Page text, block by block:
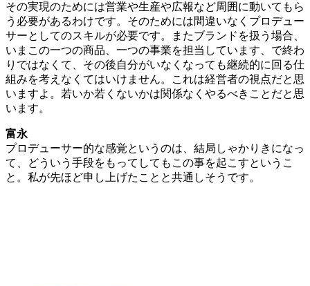
その実現のためには営業や生産や広報など周囲に動いてもら
う必要があるわけです。そのためには間違いなくプロデュー
サーとしてのスキルが必要です。またブランドを扱う場合、
いまこの一つの商品、一つの事業を担当しています、で終わ
りではなくて、その後自分がいなくなっても継続的に回る仕
組みを考えなくてはいけません。これは経営者の視点だと思
いますよ。若いか若くないかは関係なくやるべきことだと思
います。
富永
プロデューサー的な感覚というのは、結局しゃかりきになっ
て、どういう手段をもってしてもこの事を起こすというこ
と。私が先ほど申し上げたことと共通しそうです。